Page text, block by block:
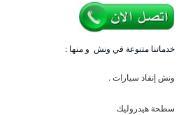
خدماتنا متنوعة في ونش و منها :
ونش إنقاذ سيارات .
سطحة هيدروليك